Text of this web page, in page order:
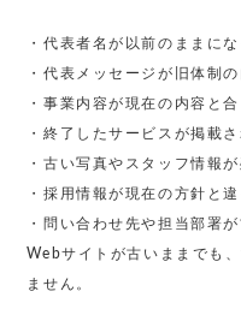
・代表者名が以前のままに
・代表メッセージが旧体制
・事業内容が現在の内容と
・終了したサービスが掲載
・古い写真やスタッフ情報
・採用情報が現在の方針と
・問い合わせ先や担当部署が
Webサイトが古いままでも
ません。